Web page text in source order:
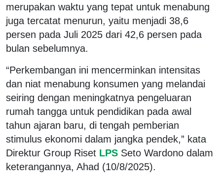
merupakan waktu yang tepat untuk menabung
juga tercatat menurun, yaitu menjadi 38,6
persen pada Juli 2025 dari 42,6 persen pada
bulan sebelumnya.
“Perkembangan ini mencerminkan intensitas
dan niat menabung konsumen yang melandai
seiring dengan meningkatnya pengeluaran
rumah tangga untuk pendidikan pada awal
tahun ajaran baru, di tengah pemberian
stimulus ekonomi dalam jangka pendek,” kata
Direktur Group Riset LPS Seto Wardono dalam
keterangannya, Ahad (10/8/2025).